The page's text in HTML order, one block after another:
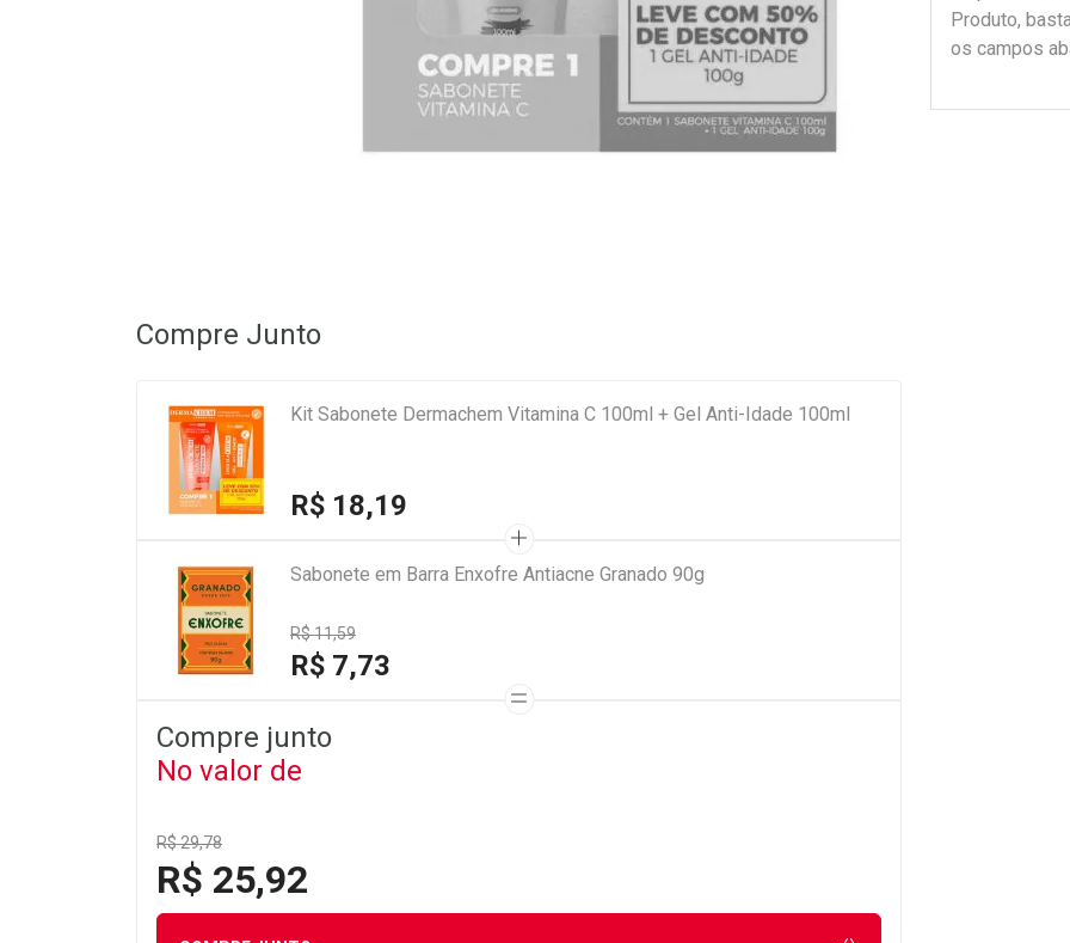
Produto,
os campos
Compre Junto
Kit Sabonete Dermachem Vitamina C 100ml + Gel Anti-Idade 100ml
R$ 18,19
Sabonete em Barra Enxofre Antiacne Granado 90g
R$ 11,59
R$ 7,73
Compre junto
No valor de
R$ 29,78
R$ 25,92